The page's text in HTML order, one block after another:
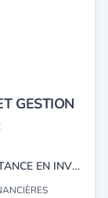
GESTION
CABINET DE CONSEIL, ETUDES ET ASSISTANCE EN INVESTISSEMENT